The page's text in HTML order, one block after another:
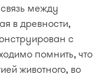
между
в древности,
с
помнить, что
животного, во